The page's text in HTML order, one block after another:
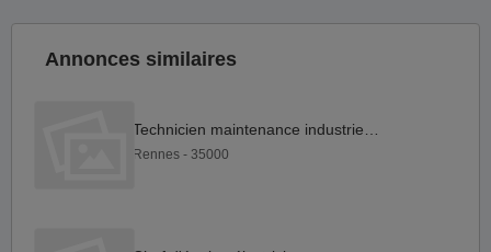
Annonces similaires
Rennes - 35000